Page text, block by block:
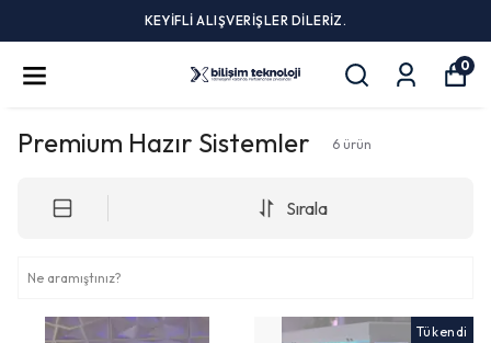
KEYİFLİ ALIŞVERİŞLER DİLERİZ.
0
Premium Hazır Sistemler 6 ürün
Sırala
Tükendi